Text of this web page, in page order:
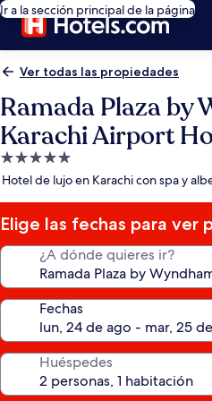
Ir a la sección principal de la página
Ver todas las propiedades
Ramada Plaza by
Karachi Airport
Propiedad
de
estrellas
Hotel de lujo en Karachi con spa y
Elige las fechas para ver
¿A dónde quieres ir?
Fechas
Huéspedes